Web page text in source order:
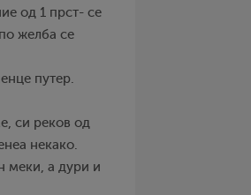
од 1 прст- се
желба се
путер.
си реков од
некако.
меки, а дури и